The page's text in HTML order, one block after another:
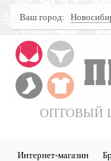
Ваш город:
ОПТОВЫЙ
Интернет-магазин